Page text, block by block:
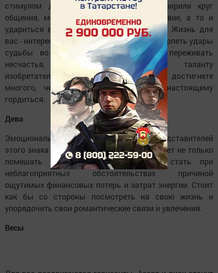
стимулом для того, чтобы Львы расширили круг
общения, могли отправиться в путешествие, а то и
удариться в романтические приключения. Жизнь для
вас - интересное путешествие. Вы будете терпеть удары
судьбы во время этого путешествия, переживать
несчастья, но благодаря своему таланту
изобретательности и обаянию вы все же достигнете
многого, чем впоследствии будете по-настоящему
гордиться.
Дева
Эмоциональная жизнь большинства представителей
этого знака будет очень бурной, и это может не только
помешать им в карьере, но также стать при
неблагоприятных обстоятельствах причиной
ощутимых финансовых потерь и затрат энергии. Стоит
как бы со стороны посмотреть на свою жизнь и
упорядочить свои романтические связи и увлечения.
Весы